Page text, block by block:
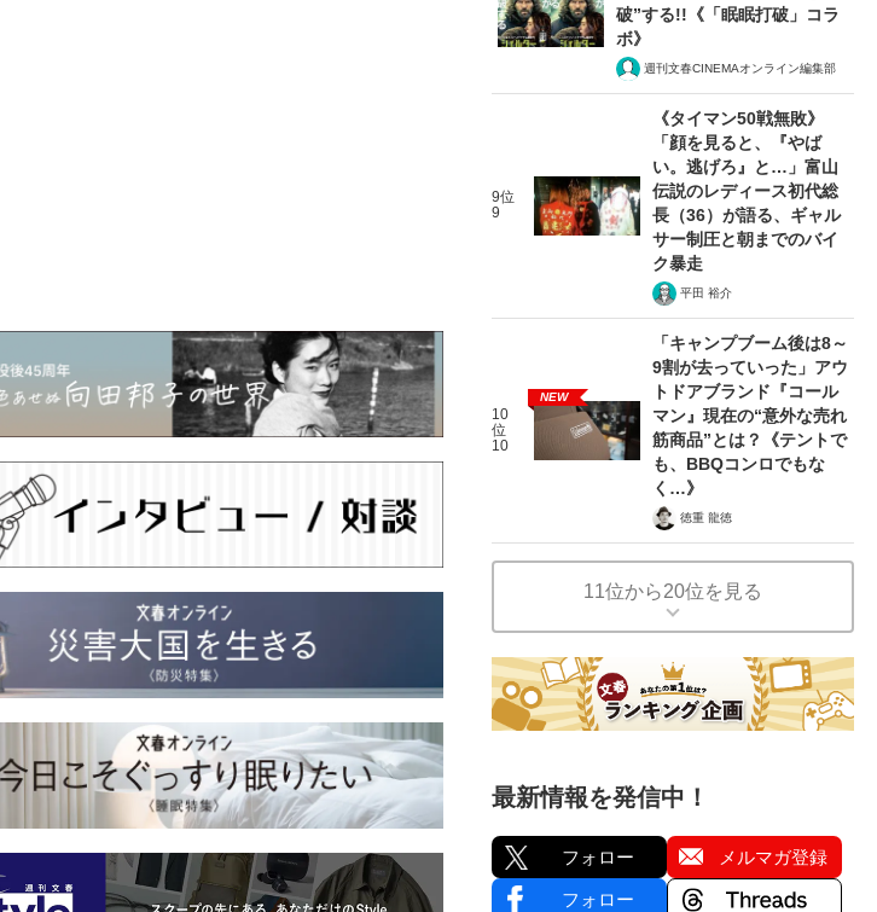
破”する!!《「眠眠打破」コラ
ボ》
週刊文春CINEMAオンライン編集部
9位
9
《タイマン50戦無敗》
「顔を見ると、『やば
い。逃げろ』と…」富山
伝説のレディース初代総
長（36）が語る、ギャル
サー制圧と朝までのバイ
ク暴走
平田 裕介
10
位
10
NEW
「キャンプブーム後は8～
9割が去っていった」アウ
トドアブランド『コール
マン』現在の“意外な売れ
筋商品”とは？《テントで
も、BBQコンロでもな
く…》
徳重 龍徳
11位から20位を見る
最新情報を発信中！
フォロー メルマガ登録
フォロー